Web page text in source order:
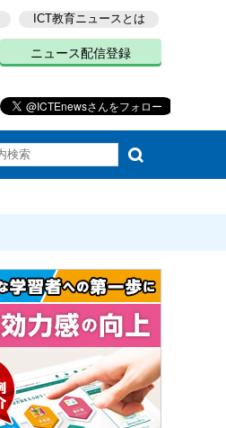
ICT教育ニュースとは
ニュース配信登録